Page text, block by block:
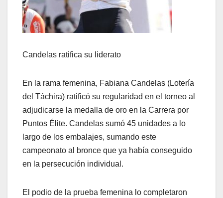
​Candelas ratifica su liderato
​En la rama femenina, Fabiana Candelas (Lotería
del Táchira) ratificó su regularidad en el torneo al
adjudicarse la medalla de oro en la Carrera por
Puntos Élite. Candelas sumó 45 unidades a lo
largo de los embalajes, sumando este
campeonato al bronce que ya había conseguido
en la persecución individual.
​El podio de la prueba femenina lo completaron